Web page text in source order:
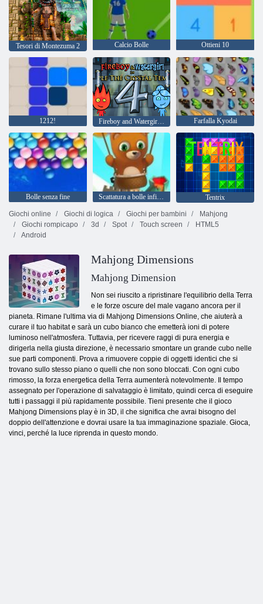
Tesori di Montezuma 2 Calcio Bolle Ottieni 10
1212! Fireboy and Watergirl 4: Tempio di Cristallo Farfalla Kyodai
Bolle senza fine Scattatura a bolle infinita
Tentrix
Giochi online
Giochi di logica Giochi per bambini
Mahjong
Giochi rompicapo
3d Spot Touch screen
HTML5
Android
Mahjong Dimensions
Mahjong Dimension
Non sei riuscito a ripristinare l'equilibrio della Terra
e le forze oscure del male vagano ancora per il
pianeta. Rimane l'ultima via di Mahjong Dimensions Online, che aiuterà a
curare il tuo habitat e sarà un cubo bianco che emetterà ioni di potere
luminoso nell'atmosfera. Tuttavia, per ricevere raggi di pura energia e
dirigerla nella giusta direzione, è necessario smontare un grande cubo nelle
sue parti componenti. Prova a rimuovere coppie di oggetti identici che si
trovano sullo stesso piano o quelli che non sono bloccati. Con ogni cubo
rimosso, la forza energetica della Terra aumenterà notevolmente. Il tempo
assegnato per l'operazione di salvataggio è limitato, quindi cerca di eseguire
tutti i passaggi il più rapidamente possibile. Tieni presente che il gioco
Mahjong Dimensions play è in 3D, il che significa che avrai bisogno del
doppio dell'attenzione e dovrai usare la tua immaginazione spaziale. Gioca,
vinci, perché la luce riprenda in questo mondo.